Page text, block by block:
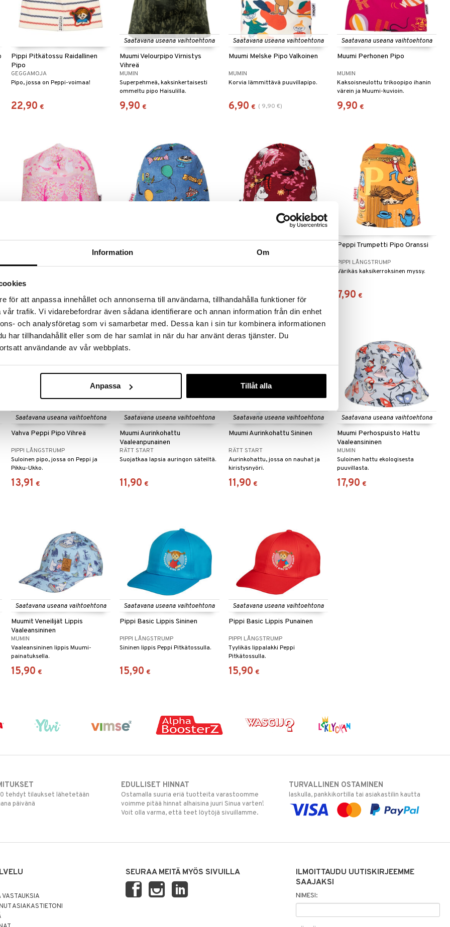
Information Om
för att anpassa innehållet och annonserna till användarna, tillhandahålla funktioner för
trafik. Vi vidarebefordrar även sådana identifierare och annan information från din enhet
och analysföretag som vi samarbetar med. Dessa kan i sin tur kombinera informationen
har tillhandahållit eller som de har samlat in när du har använt deras tjänster. Du
användande av vår webbplats.
Anpassa Tillåt alla
Pippi Pitkätossu Raidallinen
Pipo
GEGGAMOJA
Pipo, jossa on Peppi-voimaa!
22,90 €
Saatavana useana vaihtoehtona
Muumi Velourpipo Virnistys
Vihreä
MUMIN
Superpehmeä, kaksinkertaisesti
ommeltu pipo Haisulilla.
9,90 €
Saatavana useana vaihtoehtona
Muumi Melske Pipo Valkoinen
MUMIN
Korvia lämmittävä puuvillapipo.
6,90 € ( 9,90 €)
Saatavana useana vaihtoehtona
Muumi Perhonen Pipo
MUMIN
Kaksoisneulottu trikoopipo ihanin
värein ja Muumi-kuvioin.
9,90 €
12,90 11,90 12,90
Peppi Trumpetti Pipo Oranssi
PIPPI LÅNGSTRUMP
Värikäs kaksikerroksinen myssy.
7,90 €
Saatavana useana vaihtoehtona
Vahva Peppi Pipo Vihreä
PIPPI LÅNGSTRUMP
Suloinen pipo, jossa on Peppi ja
Pikku-Ukko.
13,91 €
Saatavana useana vaihtoehtona
Muumi Aurinkohattu
Vaaleanpunainen
RÄTT START
Suojatkaa lapsia auringon säteiltä.
11,90 €
Saatavana useana vaihtoehtona
Muumi Aurinkohattu Sininen
RÄTT START
Aurinkohattu, jossa on nauhat ja
kiristysnyöri.
11,90 €
Saatavana useana vaihtoehtona
Muumi Perhospuisto Hattu
Vaaleansininen
MUMIN
Suloinen hattu ekologisesta
puuvillasta.
17,90 €
Saatavana useana vaihtoehtona
Muumit Veneilijät Lippis
Vaaleansininen
MUMIN
Vaaleansininen lippis Muumi-
painatuksella.
15,90 €
Saatavana useana vaihtoehtona
Pippi Basic Lippis Sininen
PIPPI LÅNGSTRUMP
Sininen lippis Peppi Pitkätossulla.
15,90 €
Saatavana useana vaihtoehtona
Pippi Basic Lippis Punainen
PIPPI LÅNGSTRUMP
Tyylikäs lippalakki Peppi
Pitkätossulla.
15,90 €
tehdyt tilaukset lähetetään
päivänä
EDULLISET HINNAT
Ostamalla suuria eriä tuotteita varastoomme
voimme pitää hinnat alhaisina juuri Sinua varten!
Voit olla varma, että teet löytöjä sivuillamme.
TURVALLINEN OSTAMINEN
laskulla, pankkikortilla tai asiakastilin kautta
ASIAKASTIETONI
SEURAA MEITÄ MYÖS SIVUILLA
ILMOITTAUDU UUTISKIRJEEMME
SAAJAKSI
NIMESI: